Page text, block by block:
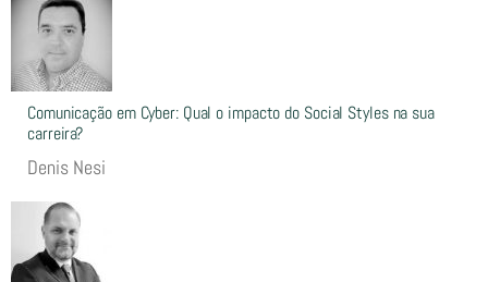
Comunicação em Cyber: Qual o impacto do Social Styles na sua
carreira?
Denis Nesi